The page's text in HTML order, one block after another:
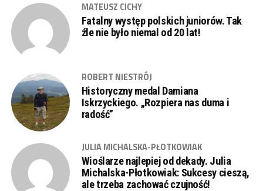
MATEUSZ CICHY
Fatalny występ polskich juniorów. Tak
źle nie było niemal od 20 lat!
ROBERT NIESTRÓJ
Historyczny medal Damiana
Iskrzyckiego. „Rozpiera nas duma i
radość”
JULIA MICHALSKA-PŁOTKOWIAK
Wioślarze najlepiej od dekady. Julia
Michalska-Płotkowiak: Sukcesy cieszą,
ale trzeba zachować czujność!